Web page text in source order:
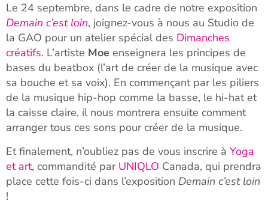
Le 24 septembre, dans le cadre de notre exposition
Demain c’est loin, joignez-vous à nous au Studio de
la GAO pour un atelier spécial des Dimanches
créatifs. L’artiste Moe enseignera les principes de
bases du beatbox (l’art de créer de la musique avec
sa bouche et sa voix). En commençant par les piliers
de la musique hip-hop comme la basse, le hi-hat et
la caisse claire, il nous montrera ensuite comment
arranger tous ces sons pour créer de la musique.
Et finalement, n’oubliez pas de vous inscrire à Yoga
et art, commandité par UNIQLO Canada, qui prendra
place cette fois-ci dans l’exposition Demain c’est loin
!